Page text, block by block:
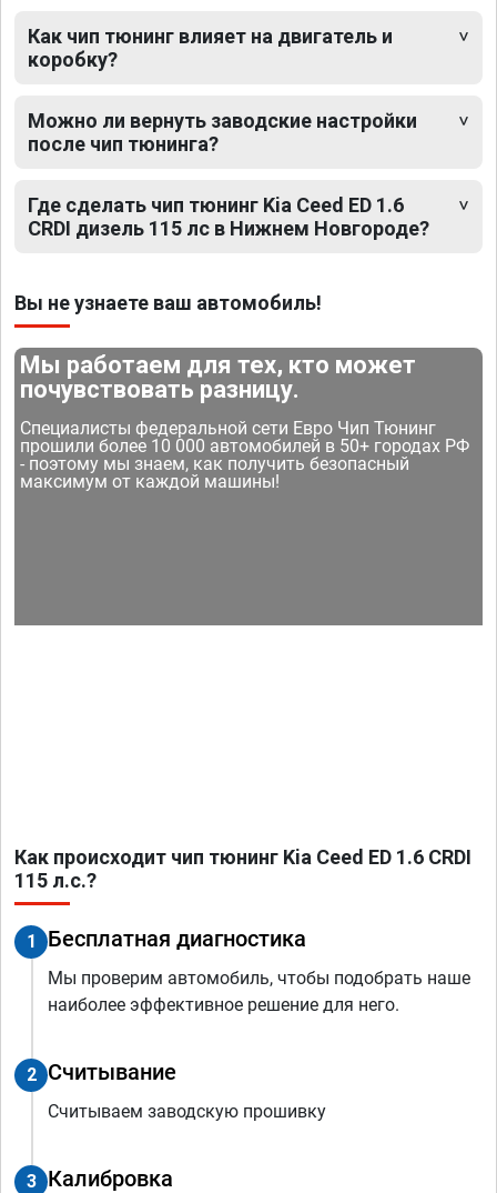
Как чип тюнинг влияет на двигатель и
коробку?
Можно ли вернуть заводские настройки
после чип тюнинга?
Где сделать чип тюнинг Kia Ceed ED 1.6
CRDI дизель 115 лс в Нижнем Новгороде?
Вы не узнаете ваш автомобиль!
Мы работаем для тех, кто может
почувствовать разницу.
Специалисты федеральной сети Евро Чип Тюнинг
прошили более 10 000 автомобилей в 50+ городах РФ
- поэтому мы знаем, как получить безопасный
максимум от каждой машины!
Как происходит чип тюнинг Kia Ceed ED 1.6 CRDI
115 л.с.?
1 Бесплатная диагностика
Мы проверим автомобиль, чтобы подобрать наше
наиболее эффективное решение для него.
2 Считывание
Считываем заводскую прошивку
3 Калибровка